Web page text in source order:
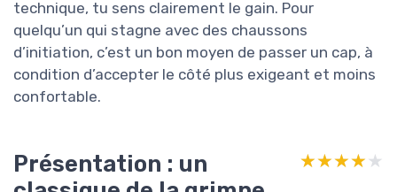
technique, tu sens clairement le gain. Pour
quelqu’un qui stagne avec des chaussons
d’initiation, c’est un bon moyen de passer un cap, à
condition d’accepter le côté plus exigeant et moins
confortable.
Présentation : un
★★★★★
★★★★★